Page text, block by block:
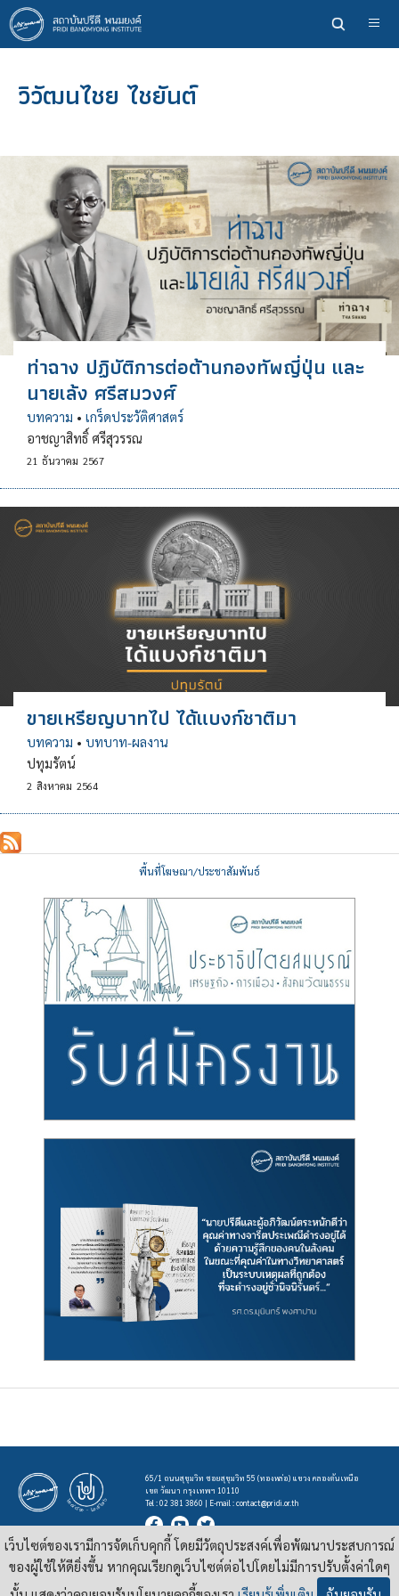
ข้าม
ไป
ยัง
หลักวิวัฒนไชย ไชยันต์
ท่าฉาง ปฏิบัติการต่อต้านกองทัพญี่ปุ่น และ
นายเล้ง ศรีสมวงศ์
บทความ • เกร็ดประวัติศาสตร์
อาชญาสิทธิ์ ศรีสุวรรณ
21 ธันวาคม 2567
ขายเหรียญบาทไป ได้แบงก์ชาติมา
บทความ • บทบาท-ผลงาน
ปทุมรัตน์
2 สิงหาคม 2564
พื้นที่โฆษณา/ประชาสัมพันธ์
65/1 ถนนสุขุมวิท ซอยสุขุมวิท 55 (ทองหล่อ) แขวง คลองตันเหนือ
เขต วัฒนา กรุงเทพฯ 10110
Tel : 02 381 3860 | E-mail :contact@pridi.or.th
บทความ รูปภาพ และสื่ออื่นๆ ที่มีสัญลักษณ์ของสถาบันปรีดี พนมยงค์ ในเว็บไซต์https://pridi.or.th
เผยแพร่ภายใต้สัญญาอนุญาตครีเอทีฟคอมมอนส์แบบแสดงที่มา-ไม่ใช่เชิงพาณิชย์ 4.0 สากล
เว็บไซต์ของเรามีการจัดเก็บคุกกี้ โดยมีวัตถุประสงค์เพื่อพัฒนาประสบการณ์
ของผู้ใช้ให้ดียิ่งขึ้น หากคุณเรียกดูเว็บไซต์ต่อไปโดยไม่มีการปรับตั้งค่าใดๆ